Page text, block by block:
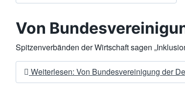
Von
Spitzenverbänden der Wirtschaft sagen
Weiterlesen: Von Bundesvereinigung der